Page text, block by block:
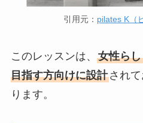
引用元： pilates K（
このレッスンは、 女性ら
目指す方向けに設計され
ります。